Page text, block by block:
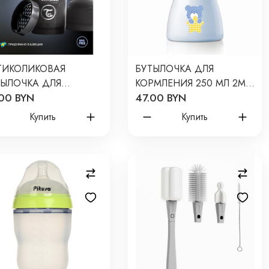
ДЛЯ
TWISTSHAKE
МЛ. ЦВЕТ: ЧЁРНЫЙ
BYN
Купить
БУТЫЛОЧКА ДЛЯ
КОРМЛЕНИЯ 250 МЛ 2М+
С СОСКОЙ CHICCO
NATURAL FEELING ЦВЕТ:
47.00 BYN
Купить